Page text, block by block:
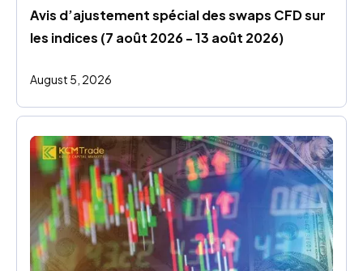
Avis d’ajustement spécial des swaps CFD sur
les indices (7 août 2026 - 13 août 2026)
August 5, 2026